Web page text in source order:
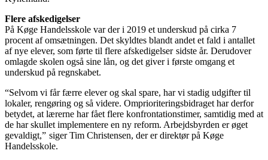
Flere afskedigelser
På Køge Handelsskole var der i 2019 et underskud på cirka 7
procent af omsætningen. Det skyldtes blandt andet et fald i antallet
af nye elever, som førte til flere afskedigelser sidste år. Derudover
omlagde skolen også sine lån, og det giver i første omgang et
underskud på regnskabet.
“Selvom vi får færre elever og skal spare, har vi stadig udgifter til
lokaler, rengøring og så videre. Omprioriteringsbidraget har derfor
betydet, at lærerne har fået flere konfrontationstimer, samtidig med at
de har skullet implementere en ny reform. Arbejdsbyrden er øget
gevaldigt,” siger Tim Christensen, der er direktør på Køge
Handelsskole.